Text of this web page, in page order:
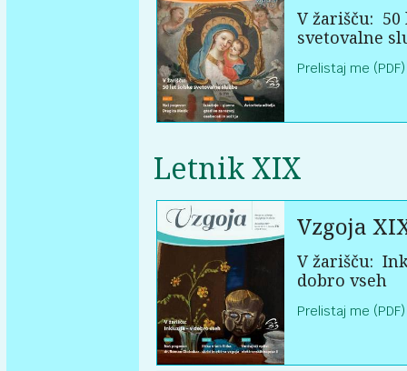
V žarišču: 50
svetovalne
Prelistaj me (PDF)
Letnik XIX
Vzgoja
V žarišču:
dobro vseh
Prelistaj me (PDF)